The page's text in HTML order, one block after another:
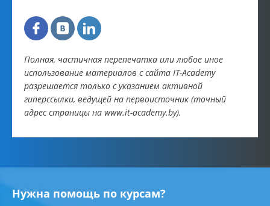
Полная, частичная перепечатка или любое иное
использование материалов с сайта IT-Academy
разрешается только с указанием активной
гиперссылки, ведущей на первоисточник (точный
адрес страницы на www.it-academy.by).
Нужна помощь по курсам?